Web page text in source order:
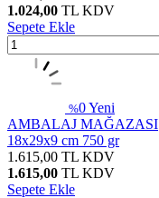
1.024,00 TL KDV
Sepete Ekle
%0Yeni
AMBALAJ MAĞAZASI
18x29x9 cm 750 gr
1.615,00 TL KDV
1.615,00 TL KDV
Sepete Ekle